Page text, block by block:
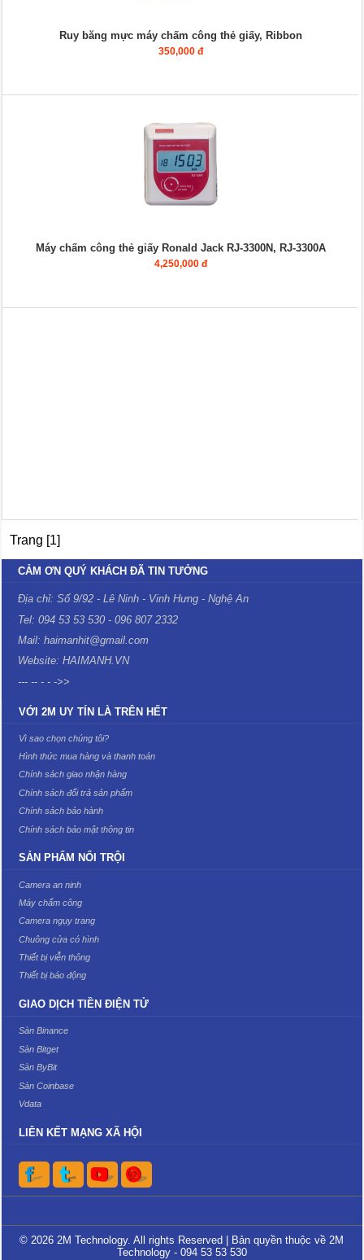
Ruy băng mực máy chấm công thẻ giấy, Ribbon
350,000 đ
Máy chấm công thẻ giấy Ronald Jack RJ-3300N, RJ-3300A
4,250,000 đ
Trang [1]
CẢM ƠN QUÝ KHÁCH ĐÃ TIN TƯỞNG
Địa chỉ: Số 9/92 - Lê Ninh - Vinh Hưng - Nghệ An
Tel: 094 53 53 530 - 096 807 2332
Mail: haimanhit@gmail.com
Website: HAIMANH.VN
--- -- - - ->>
VỚI 2M UY TÍN LÀ TRÊN HẾT
Vì sao chọn chúng tôi?
Hình thức mua hàng và thanh toán
Chính sách giao nhận hàng
Chính sách đổi trả sản phẩm
Chính sách bảo hành
Chính sách bảo mật thông tin
SẢN PHẨM NỔI TRỘI
Camera an ninh
Máy chấm công
Camera ngụy trang
Chuông cửa có hình
Thiết bị viễn thông
Thiết bị báo động
GIAO DỊCH TIỀN ĐIỆN TỬ
Sàn Binance
Sàn Bitget
Sàn ByBit
Sàn Coinbase
Vdata
LIÊN KẾT MẠNG XÃ HỘI
© 2026 2M Technology. All rights Reserved | Bản quyền thuộc về 2M
Technology - 094 53 53 530